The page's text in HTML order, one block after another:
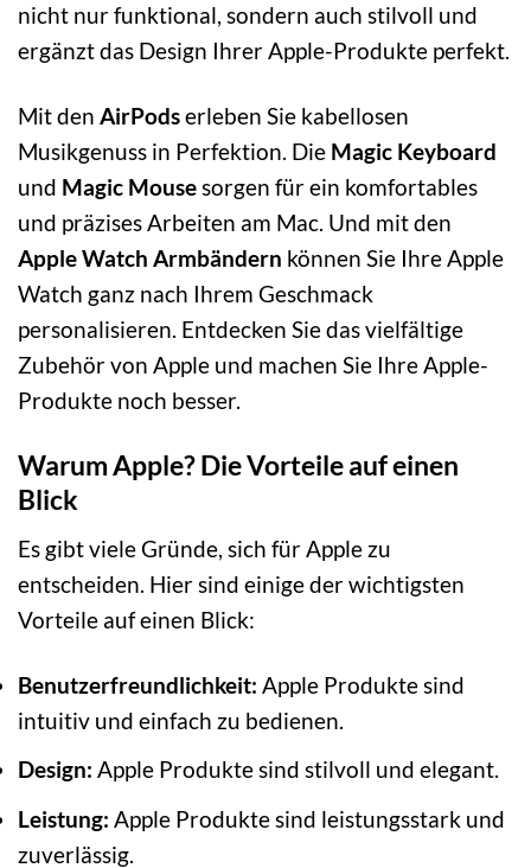
nicht nur funktional, sondern auch stilvoll und
ergänzt das Design Ihrer Apple-Produkte perfekt.
Mit den AirPodserleben Sie kabellosen
Musikgenuss in Perfektion. Die Magic Keyboard
und Magic Mousesorgen für ein komfortables
und präzises Arbeiten am Mac. Und mit den
Apple Watch Armbändern können Sie Ihre Apple
Watch ganz nach Ihrem Geschmack
personalisieren. Entdecken Sie das vielfältige
Zubehör von Apple und machen Sie Ihre Apple-
Produkte noch besser.
Warum Apple? Die Vorteile auf einen
Blick
Es gibt viele Gründe, sich für Apple zu
entscheiden. Hier sind einige der wichtigsten
Vorteile auf einen Blick:
Benutzerfreundlichkeit: Apple Produkte sind
intuitiv und einfach zu bedienen.
Design: Apple Produkte sind stilvoll und elegant.
Leistung: Apple Produkte sind leistungsstark und
zuverlässig.